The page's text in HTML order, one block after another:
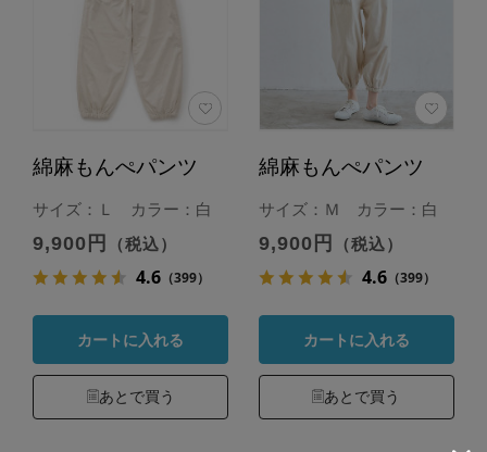
綿麻もんぺパンツ
サイズ：Ｌ カラー：白
9,900円 （税込）
4.6（399）
カートに入れる
あとで買う
綿麻もんぺパンツ
サイズ：Ｍ カラー：白
9,900円 （税込）
4.6（399）
カートに入れる
あとで買う